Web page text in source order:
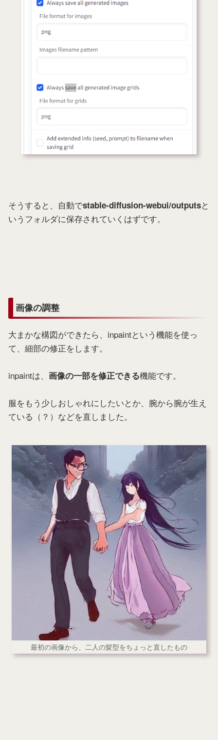
そうすると、自動でstable-diffusion-webui/outputsと
いうフォルダに保存されていくはずです。
画像の調整
大まかな構図ができたら、inpaintという機能を使っ
て、細部の修正をします。
inpaintは、 画像の一部を修正できる機能です。
服をもう少しおしゃれにしたいとか、腕から腕が生え
ている（？）などを直しました。
最初の画像から、二人の髪型をちょっと直したもの